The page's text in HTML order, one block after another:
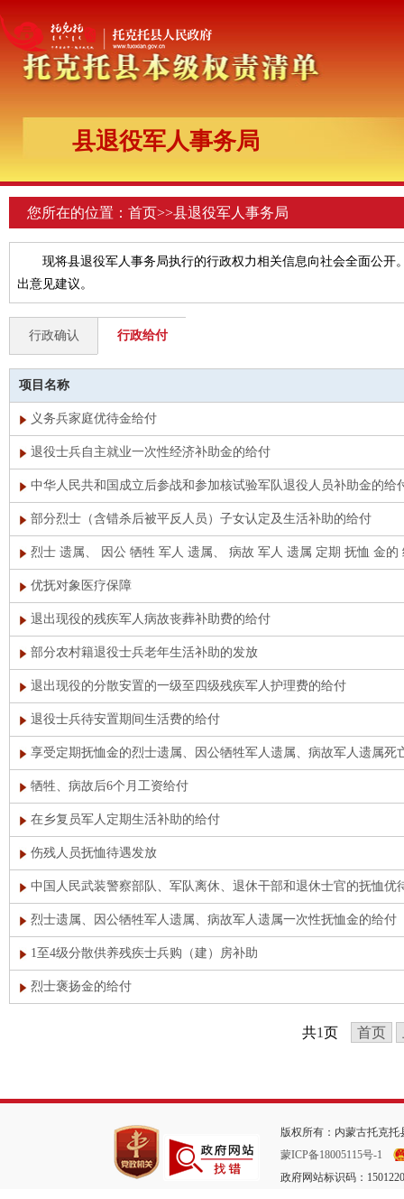
县退役军人事务局
您所在的位置： 首页>>县退役军人事务局
现将县退役军人事务局执行的行政权力相关信息向社会全面公
出意见建议。
行政确认 行政给付
项目名称
义务兵家庭优待金给付
退役士兵自主就业一次性经济补助金的给付
中华人民共和国成立后参战和参加核试验军队退役人员补助金的给
部分烈士（含错杀后被平反人员）子女认定及生活补助的给付
烈士 遗属、 因公 牺牲 军人 遗属、 病故 军人 遗属 定期 抚恤 金的
优抚对象医疗保障
退出现役的残疾军人病故丧葬补助费的给付
部分农村籍退役士兵老年生活补助的发放
退出现役的分散安置的一级至四级残疾军人护理费的给付
退役士兵待安置期间生活费的给付
享受定期抚恤金的烈士遗属、因公牺牲军人遗属、病故军人遗属死
牺牲、病故后6个月工资给付
在乡复员军人定期生活补助的给付
伤残人员抚恤待遇发放
中国人民武装警察部队、军队离休、退休干部和退休士官的抚恤优
烈士遗属、因公牺牲军人遗属、病故军人遗属一次性抚恤金的给付
1至4级分散供养残疾士兵购（建）房补助
烈士褒扬金的给付
共1页 首页
版权所有：内蒙古托克
蒙ICP备18005115号-1
政府网站标识码：